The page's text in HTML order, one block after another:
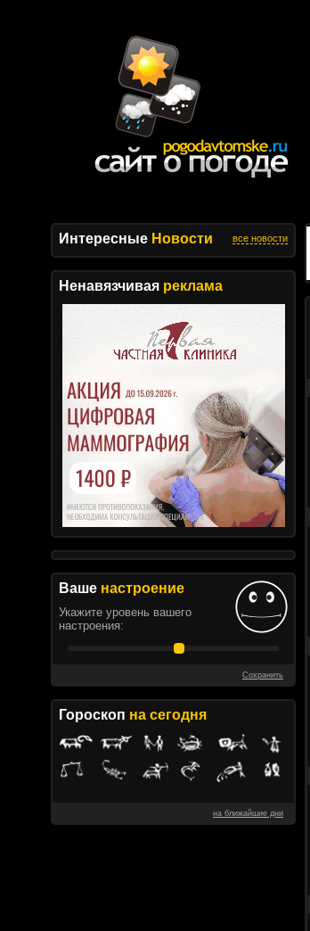
Интересные Новости все новости
Ненавязчивая реклама
Ваше настроение
Укажите уровень вашего
настроения:
Сохранить
Гороскоп на сегодня
на ближайшие дни